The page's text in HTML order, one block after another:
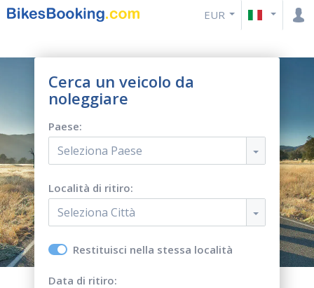
EUR
Cerca un veicolo da
noleggiare
Paese:
Seleziona Paese
Località di ritiro:
Seleziona Città
Restituisci nella stessa località
Data di ritiro: